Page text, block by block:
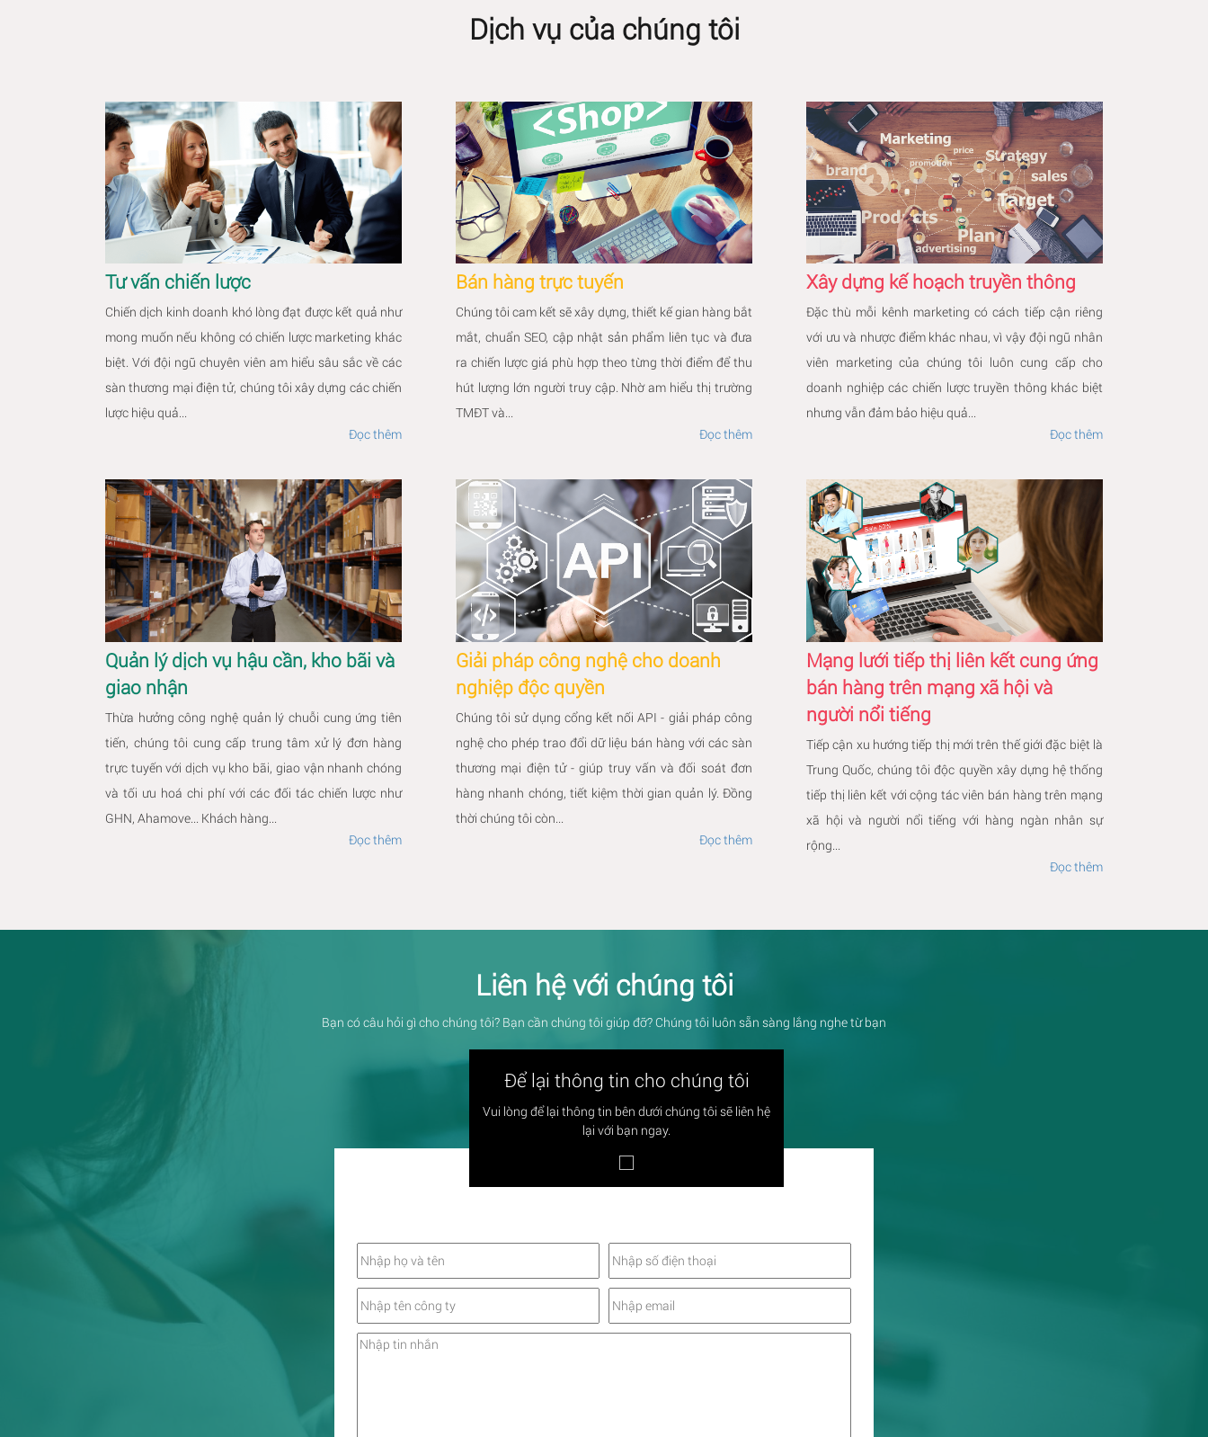
Dịch vụ của chúng tôi
Tư vấn chiến lược
Chiến dịch kinh doanh khó lòng đạt được kết quả như
mong muốn nếu không có chiến lược marketing khác
biệt. Với đội ngũ chuyên viên am hiểu sâu sắc về các
sàn thương mại điện tử, chúng tôi xây dựng các chiến
lược hiệu quả...
Đọc thêm
Bán hàng trực tuyến
Chúng tôi cam kết sẽ xây dựng, thiết kế gian hàng bắt
mắt, chuẩn SEO, cập nhật sản phẩm liên tục và đưa
ra chiến lược giá phù hợp theo từng thời điểm để thu
hút lượng lớn người truy cập. Nhờ am hiểu thị trường
TMĐT và...
Đọc thêm
Xây dựng kế hoạch truyền thông
Đặc thù mỗi kênh marketing có cách tiếp cận riêng
với ưu và nhược điểm khác nhau, vì vậy đội ngũ nhân
viên marketing của chúng tôi luôn cung cấp cho
doanh nghiệp các chiến lược truyền thông khác biệt
nhưng vẫn đảm bảo hiệu quả...
Đọc thêm
Quản lý dịch vụ hậu cần, kho bãi và
giao nhận
Thừa hưởng công nghệ quản lý chuỗi cung ứng tiên
tiến, chúng tôi cung cấp trung tâm xử lý đơn hàng
trực tuyến với dịch vụ kho bãi, giao vận nhanh chóng
và tối ưu hoá chi phí với các đối tác chiến lược như
GHN, Ahamove... Khách hàng...
Đọc thêm
Giải pháp công nghệ cho doanh
nghiệp độc quyền
Chúng tôi sử dụng cổng kết nối API - giải pháp công
nghệ cho phép trao đổi dữ liệu bán hàng với các sàn
thương mại điện tử - giúp truy vấn và đối soát đơn
hàng nhanh chóng, tiết kiệm thời gian quản lý. Đồng
thời chúng tôi còn...
Đọc thêm
Mạng lưới tiếp thị liên kết cung ứng
bán hàng trên mạng xã hội và
người nổi tiếng
Tiếp cận xu hướng tiếp thị mới trên thế giới đặc biệt là
Trung Quốc, chúng tôi độc quyền xây dựng hệ thống
tiếp thị liên kết với cộng tác viên bán hàng trên mạng
xã hội và người nổi tiếng với hàng ngàn nhân sự
rộng...
Đọc thêm
Liên hệ với chúng tôi
Bạn có câu hỏi gì cho chúng tôi? Bạn cần chúng tôi giúp đỡ? Chúng tôi luôn sẵn sàng lắng nghe từ bạn
Để lại thông tin cho chúng tôi
Vui lòng để lại thông tin bên dưới chúng tôi sẽ liên hệ
lại với bạn ngay.